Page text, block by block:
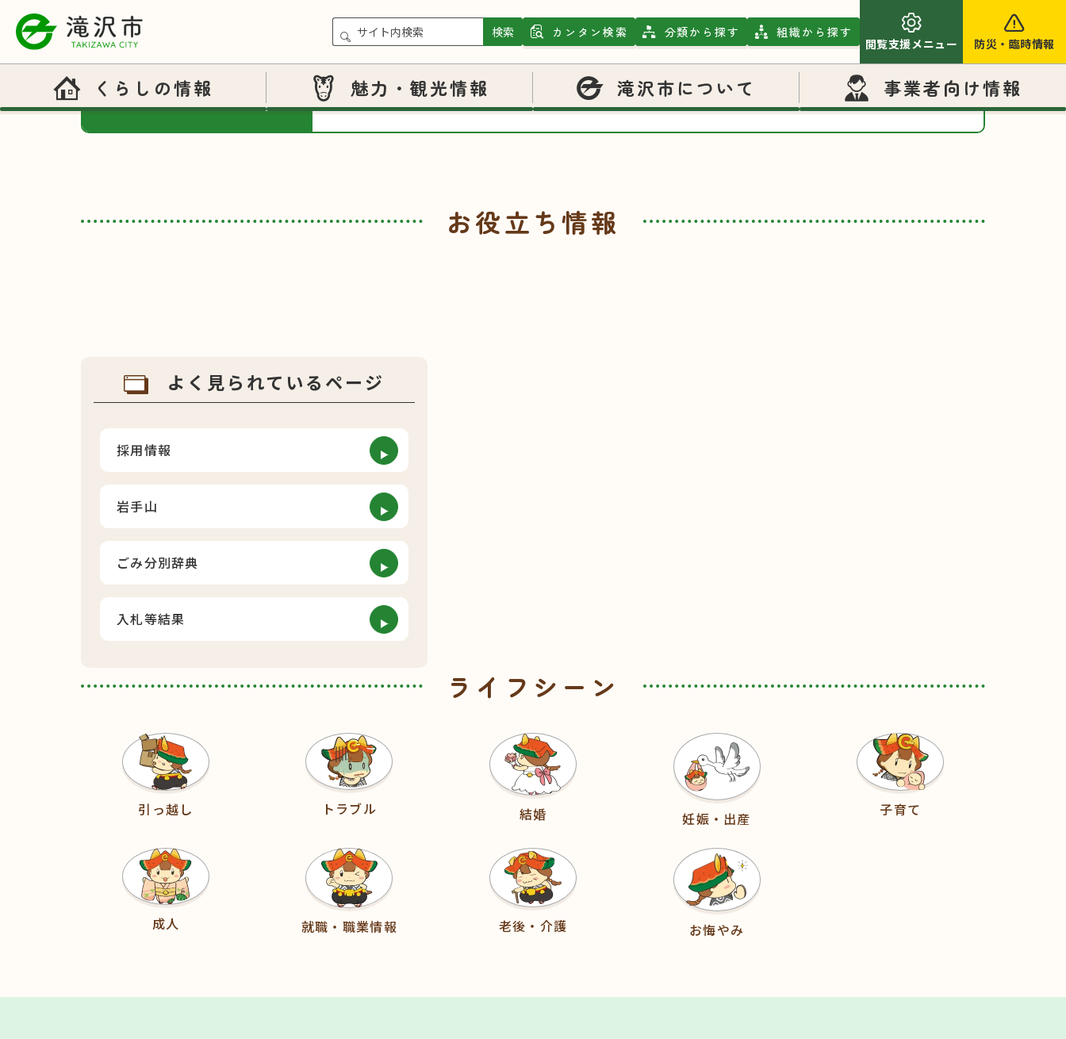
検索 カンタン検索 分類から探す 組織から探す
閲覧支援メニュー 防災 ・ 臨時情報
くらしの情報 魅力・観光情報 滝沢市について 事業者向け情報
2026年07月22日
岩手山に関するお知らせ
2026年07月08日
令和8年度滝沢市職員採用試験（令和9年度採用）のお知らせ
2026年04月30日
滝沢市地域経済活性化・生活支援商品券交付事業【随時更新】
お役立ち情報
よく見られているページ
採用情報
岩手山
ごみ分別辞典
入札等結果
ライフシーン
引っ越し トラブル 結婚 妊娠・出産 子育て
成人 就職・職業情報 老後・介護 お悔やみ